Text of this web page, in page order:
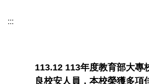
:::
113.12 113年度教育部大專
良校安人員，本校榮獲多項